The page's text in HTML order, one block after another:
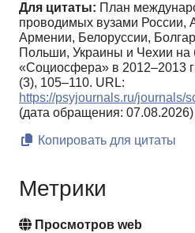
Для цитаты: План
проводимых вузами России,
Армении, Белоруссии,
Польши, Украины и Чехии на
«Социосфера» в 2012–2013
(3), 105–110. URL:
https://psyjournals.ru/journals/
(дата обращения: 07.08.2026)
Копировать для цитаты
Метрики
Просмотров web